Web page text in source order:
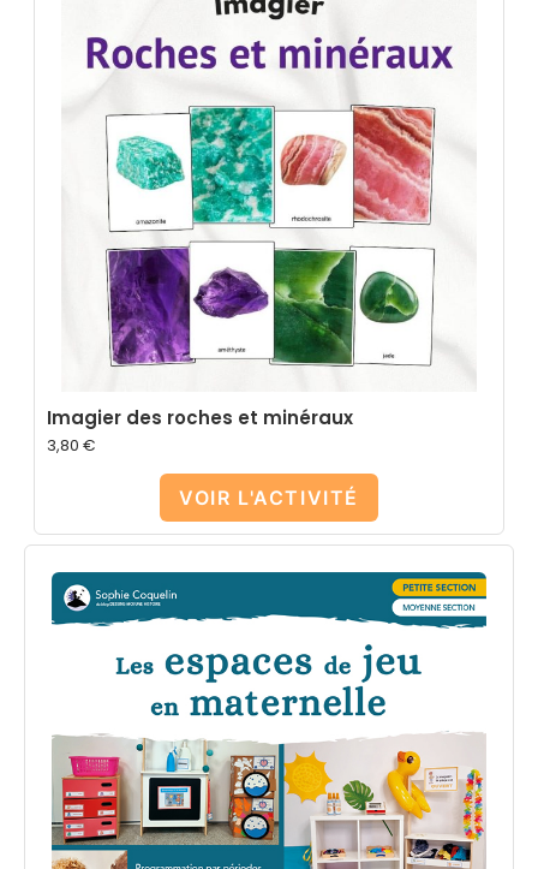
Imagier des roches et minéraux
3,80 €
VOIR L'ACTIVITÉ